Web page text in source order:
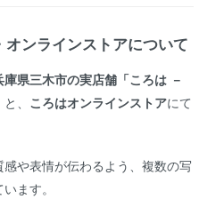
ンラインストアについて
庫県三木市の実店舗「ころは －
と、 ころはオンラインストアにて
や表情が伝わるよう、複数の写
ます。